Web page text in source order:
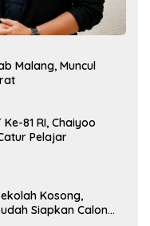
Malang, Muncul
81 RI, Chaiyoo
Pelajar
Kosong,
Siapkan Calon